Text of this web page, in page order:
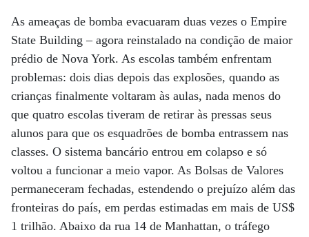
As ameaças de bomba evacuaram duas vezes o Empire
State Building – agora reinstalado na condição de maior
prédio de Nova York. As escolas também enfrentam
problemas: dois dias depois das explosões, quando as
crianças finalmente voltaram às aulas, nada menos do
que quatro escolas tiveram de retirar às pressas seus
alunos para que os esquadrões de bomba entrassem nas
classes. O sistema bancário entrou em colapso e só
voltou a funcionar a meio vapor. As Bolsas de Valores
permaneceram fechadas, estendendo o prejuízo além das
fronteiras do país, em perdas estimadas em mais de US$
1 trilhão. Abaixo da rua 14 de Manhattan, o tráfego